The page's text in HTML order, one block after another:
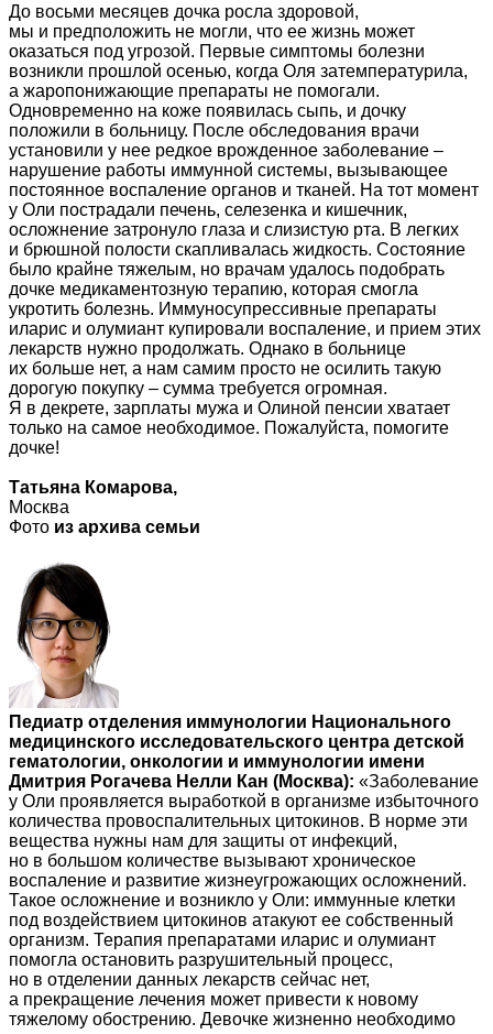
До восьми месяцев дочка росла здоровой,
мы и предположить не могли, что ее жизнь может
оказаться под угрозой. Первые симптомы болезни
возникли прошлой осенью, когда Оля затемпературила,
а жаропонижающие препараты не помогали.
Одновременно на коже появилась сыпь, и дочку
положили в больницу. После обследования врачи
установили у нее редкое врожденное заболевание –
нарушение работы иммунной системы, вызывающее
постоянное воспаление органов и тканей. На тот момент
у Оли пострадали печень, селезенка и кишечник,
осложнение затронуло глаза и слизистую рта. В легких
и брюшной полости скапливалась жидкость. Состояние
было крайне тяжелым, но врачам удалось подобрать
дочке медикаментозную терапию, которая смогла
укротить болезнь. Иммуносупрессивные препараты
иларис и олумиант купировали воспаление, и прием этих
лекарств нужно продолжать. Однако в больнице
их больше нет, а нам самим просто не осилить такую
дорогую покупку – сумма требуется огромная.
Я в декрете, зарплаты мужа и Олиной пенсии хватает
только на самое необходимое. Пожалуйста, помогите
дочке!
Татьяна Комарова,
Москва
Фото из архива семьи
Педиатр отделения иммунологии Национального
медицинского исследовательского центра детской
гематологии, онкологии и иммунологии имени
Дмитрия Рогачева Нелли Кан (Москва): «Заболевание
у Оли проявляется выработкой в организме избыточного
количества провоспалительных цитокинов. В норме эти
вещества нужны нам для защиты от инфекций,
но в большом количестве вызывают хроническое
воспаление и развитие жизнеугрожающих осложнений.
Такое осложнение и возникло у Оли: иммунные клетки
под воздействием цитокинов атакуют ее собственный
организм. Терапия препаратами иларис и олумиант
помогла остановить разрушительный процесс,
но в отделении данных лекарств сейчас нет,
а прекращение лечения может привести к новому
тяжелому обострению. Девочке жизненно необходимо